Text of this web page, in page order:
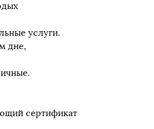
услуги.
дне,
сертификат